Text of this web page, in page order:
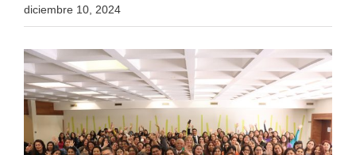
diciembre 10, 2024
View
Larger
Image